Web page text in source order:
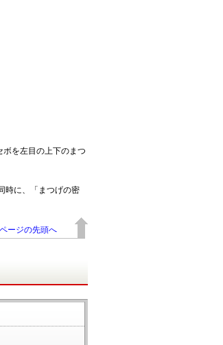
を左目の上下のまつ
時に、「まつげの密
ページの先頭へ